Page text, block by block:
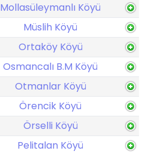
Mollasüleymanlı Köyü
Müslih Köyü
Ortaköy Köyü
Osmancalı B.M Köyü
Otmanlar Köyü
Örencik Köyü
Örselli Köyü
Pelitalan Köyü